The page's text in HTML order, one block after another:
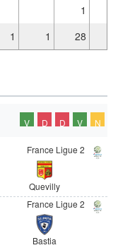
1
1 1 28
V D D V N
France Ligue 2
Quevilly
France Ligue 2
Bastia